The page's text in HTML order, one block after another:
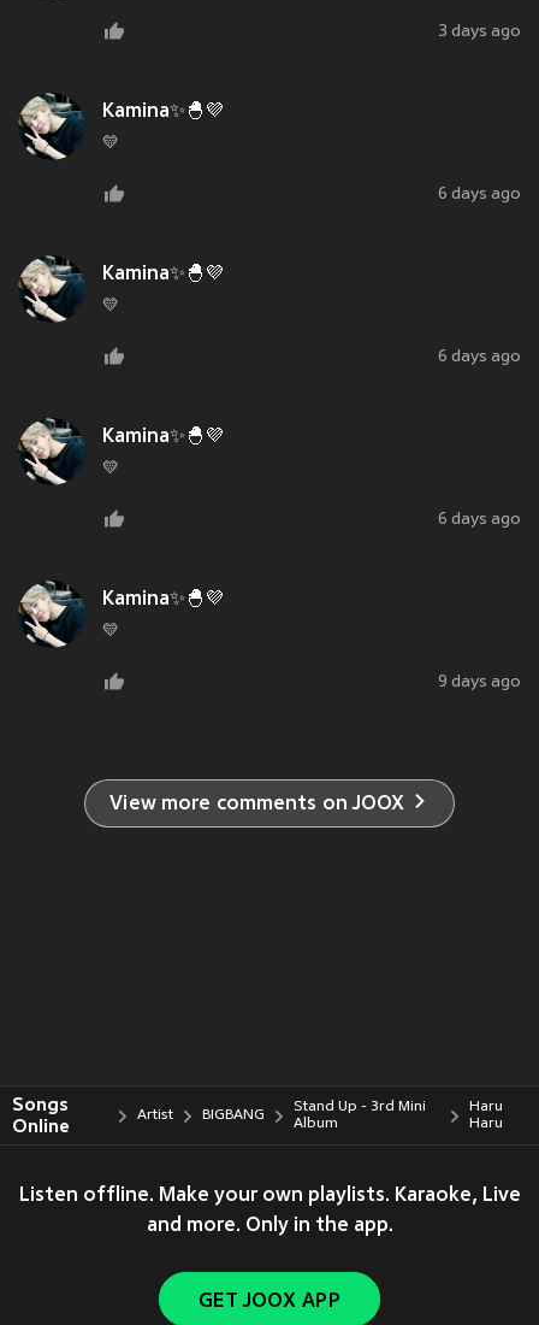
3 days ago
Kamina✨🐣💜
💛
6 days ago
Kamina✨🐣💜
💛
6 days ago
Kamina✨🐣💜
💛
6 days ago
Kamina✨🐣💜
💛
9 days ago
View more comments on JOOX
Songs
Online
Artist BIGBANG
Stand Up - 3rd Mini
Album
Haru
Haru
Listen offline. Make your own playlists. Karaoke, Live
and more. Only in the app.
GET JOOX APP